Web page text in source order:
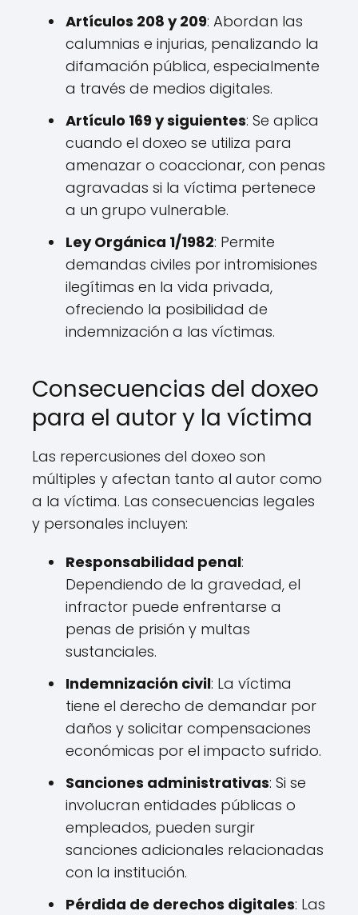
Artículos 208 y 209: Abordan las
calumnias e injurias, penalizando la
difamación pública, especialmente
a través de medios digitales.
Artículo 169 y siguientes: Se aplica
cuando el doxeo se utiliza para
amenazar o coaccionar, con penas
agravadas si la víctima pertenece
a un grupo vulnerable.
Ley Orgánica 1/1982: Permite
demandas civiles por intromisiones
ilegítimas en la vida privada,
ofreciendo la posibilidad de
indemnización a las víctimas.
Consecuencias del doxeo
para el autor y la víctima
Las repercusiones del doxeo son
múltiples y afectan tanto al autor como
a la víctima. Las consecuencias legales
y personales incluyen:
Responsabilidad penal:
Dependiendo de la gravedad, el
infractor puede enfrentarse a
penas de prisión y multas
sustanciales.
Indemnización civil: La víctima
tiene el derecho de demandar por
daños y solicitar compensaciones
económicas por el impacto sufrido.
Sanciones administrativas: Si se
involucran entidades públicas o
empleados, pueden surgir
sanciones adicionales relacionadas
con la institución.
Pérdida de derechos digitales: Las